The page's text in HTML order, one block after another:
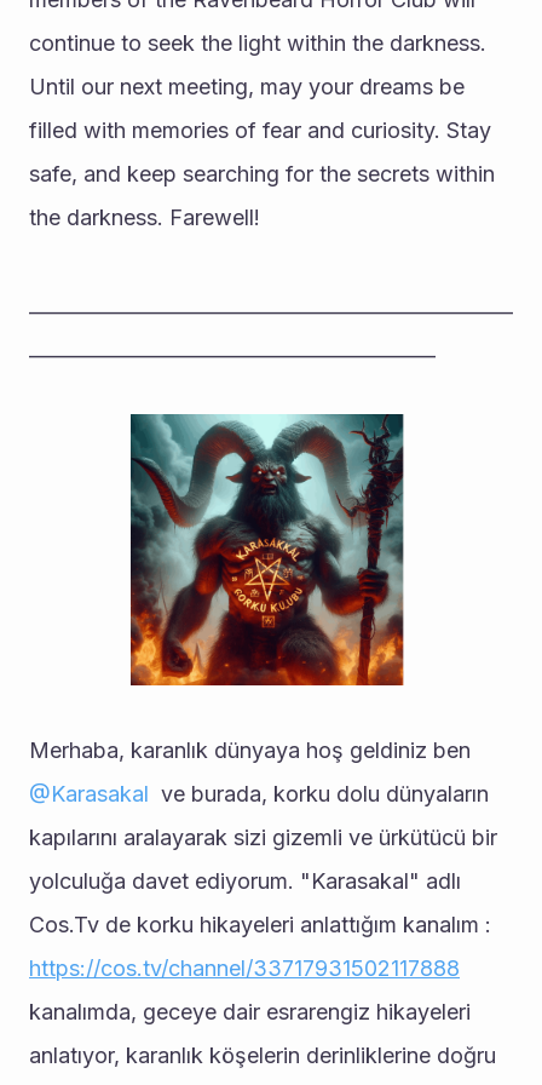
continue to seek the light within the darkness.
Until our next meeting, may your dreams be
filled with memories of fear and curiosity. Stay
safe, and keep searching for the secrets within
the darkness. Farewell!
@Karasakal
  ve burada, korku dolu dünyaların
kapılarını aralayarak sizi gizemli ve ürkütücü bir
yolculuğa davet ediyorum. "Karasakal" adlı
https://cos.tv/channel/33717931502117888
kanalımda, geceye dair esrarengiz hikayeleri
anlatıyor, karanlık köşelerin derinliklerine doğru